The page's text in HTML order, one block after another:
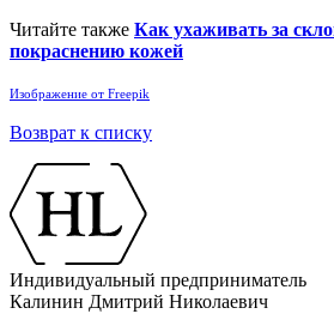
Читайте также Как ухаживать за
покраснению кожей
Изображение от Freepik
Возврат к списку
Индивидуальный предприниматель
Калинин Дмитрий Николаевич